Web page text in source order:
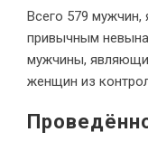
Всего 579
привычным
мужчины,
женщин из